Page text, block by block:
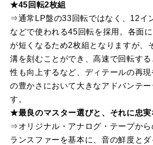
★45回転2枚組
⇒通常LP盤の33回転ではなく、12イ
などで使われる45回転を採用。各面
が短くなるため2枚組となりますが、
溝を刻むことができ、高速で回転す
性も向上するなど、ディテールの再
の豊かさにおいて大きなアドバンテー
す。
★最良のマスター選びと、それに忠
⇒オリジナル・アナログ・テープから
ランスファーを基本に、音の鮮度と